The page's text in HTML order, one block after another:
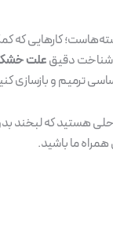
کارهایی که
شناخت دقیقعلت
ترمیم و بازسازی
هستید که لبخند
ما باشید.